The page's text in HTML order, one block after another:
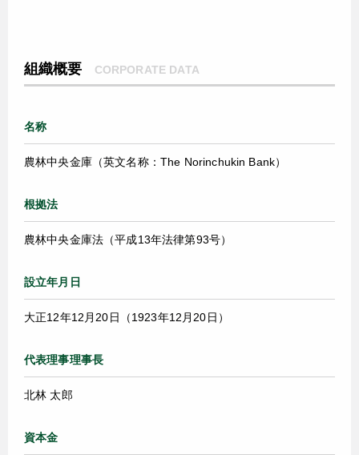
組織概要 CORPORATE DATA
名称
農林中央金庫（英文名称：The Norinchukin Bank）
根拠法
農林中央金庫法（平成13年法律第93号）
設立年月日
大正12年12月20日（1923年12月20日）
代表理事理事長
北林 太郎
資本金